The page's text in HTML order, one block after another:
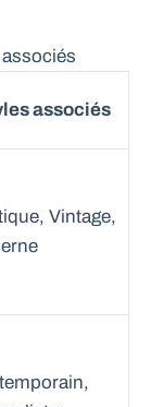
associés
Vintage,